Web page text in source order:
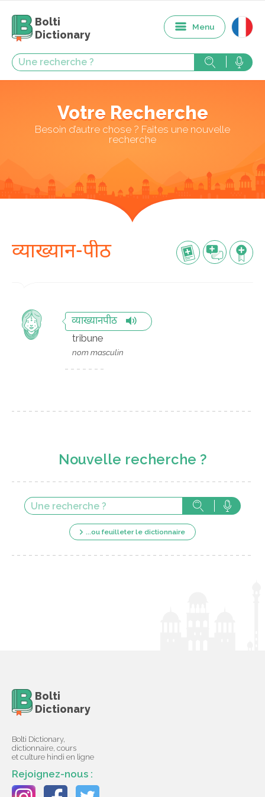
Bolti
Dictionary
Menu
Votre Recherche
Besoin d’autre chose ? Faites une nouvelle
recherche
व्याख्यान-पीठ
व्याख्यानपीठ
tribune
nom masculin
Nouvelle recherche ?
...ou feuilleter le dictionnaire
Bolti
Dictionary
Bolti Dictionary,
dictionnaire, cours
et culture hindi en ligne
Rejoignez-nous :